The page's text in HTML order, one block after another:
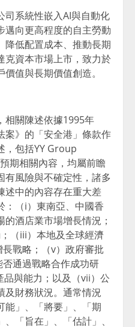
司系統性嵌入AI與自動化
邁向更高程度的自主勞動
降低配置成本、推動長期
克資本市場上市，致力於
值與長期價值創造。
相關陳述依據1995年
案》的「安全港」條款作
，包括YY Group
期相關內容，均屬前瞻
有風險與不確定性，諸多
述中的內容存在重大差
：（i）東南亞、中國香
酒店業市場增長情況；
（iii）本地及全球經濟
戰略；（v）政府審批
通過戰略合作成功研
與能力；以及（vii）公
及財務狀況。通常情況
能」、「將要」、「期
「旨在」、「估計」、